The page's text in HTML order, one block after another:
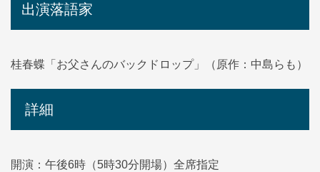
出演落語家
桂春蝶「お父さんのバックドロップ」（原作：中島らも）
詳細
開演：午後6時（5時30分開場）全席指定